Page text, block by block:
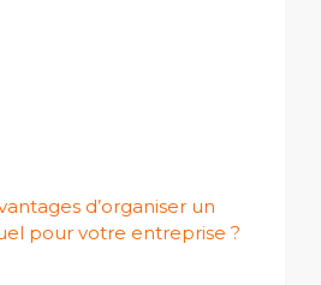
d’organiser un
pour votre entreprise ?